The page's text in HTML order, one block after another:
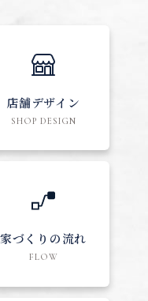
店舗デザイン
SHOP DESIGN
家づくりの流れ
FLOW